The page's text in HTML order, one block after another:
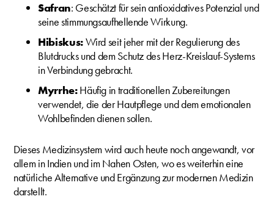
Safran: Geschätzt für sein antioxidatives Potenzial und
seine stimmungsaufhellende Wirkung.
Hibiskus:Wird seit jeher mit der Regulierung des
Blutdrucks und dem Schutz des Herz-Kreislauf-Systems
in Verbindung gebracht.
Myrrhe:Häufig in traditionellen Zubereitungen
verwendet, die der Hautpflege und dem emotionalen
Wohlbefinden dienen sollen.
Dieses Medizinsystem wird auch heute noch angewandt, vor
allem in Indien und im Nahen Osten, wo es weiterhin eine
natürliche Alternative und Ergänzung zur modernen Medizin
darstellt.